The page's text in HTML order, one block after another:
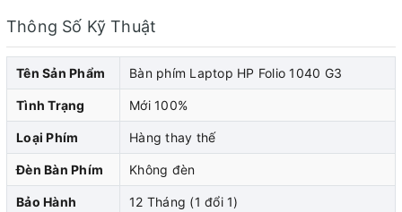
Trong thời đại kỹ thuật số, laptop đã trở thành một công
cụ quan trọng không thể thiếu trong cuộc sống cá nhân
và công việc. Bàn phím là một phần quan trọng của
Thông Số Kỹ Thuật
Tên Sản Phẩm Bàn phím Laptop HP Folio 1040 G3
Tình Trạng Mới 100%
Loại Phím Hàng thay thế
Đèn Bàn Phím Không đèn
Bảo Hành 12 Tháng (1 đổi 1)